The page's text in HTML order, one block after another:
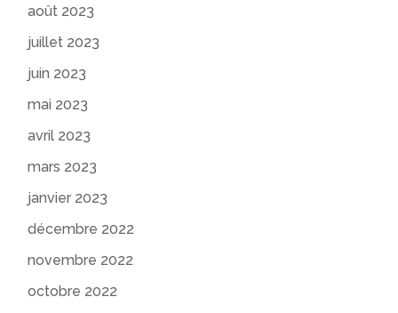
août 2023
juillet 2023
juin 2023
mai 2023
avril 2023
mars 2023
janvier 2023
décembre 2022
novembre 2022
octobre 2022